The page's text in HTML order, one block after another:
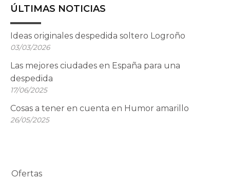
ÚLTIMAS NOTICIAS
Ideas originales despedida soltero Logroño
03/03/2026
Las mejores ciudades en España para una
despedida
17/06/2025
Cosas a tener en cuenta en Humor amarillo
26/05/2025
Ofertas